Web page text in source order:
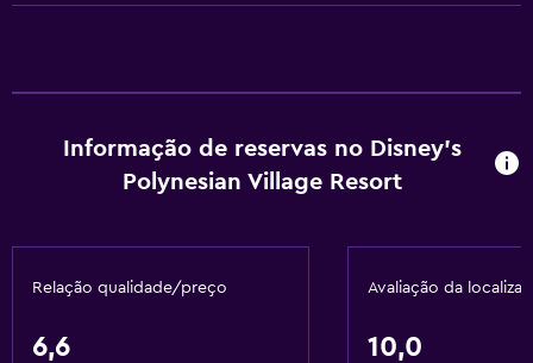
Acessibilidade e conveniência
Quarto para não fumadores
Informação de reservas no Disney's
Polynesian Village Resort
Relação qualidade/preço
6,6
Avaliação da
10,0